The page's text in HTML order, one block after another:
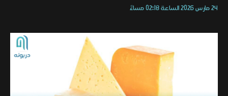
24 مارس 2026 الساعة 02:18 مساءً